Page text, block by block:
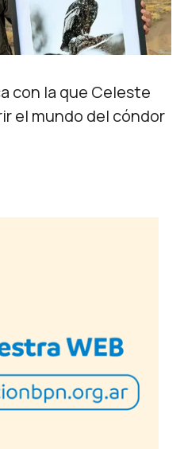
con la que Celeste
el mundo del cóndor